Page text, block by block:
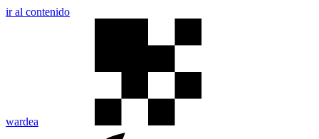
ir al contenido
wardea